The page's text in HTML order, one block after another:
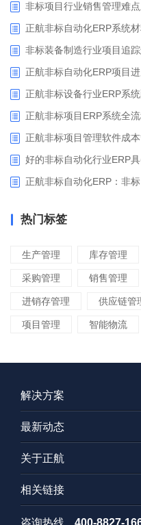
非标项目行业销售管理难
正航非标自动化ERP系统
非标装备制造行业项目追
正航非标自动化ERP项目
正航非标设备行业ERP系
正航非标项目ERP系统全
正航非标项目管理软件成
好的非标自动化行业ERP
正航非标自动化ERP：非
热门标签
生产管理 库存管理
采购管理 销售管理
进销存管理 供应链管
项目管理 智能物流
解决方案
最新动态
关于正航
相关链接
咨询热线 400-8827-